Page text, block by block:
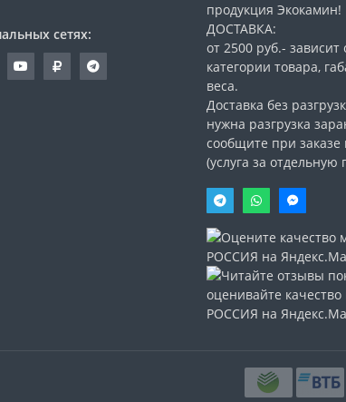
сетях:
продукция Экокамин!
ДОСТАВКА:
от 2500 руб.- зависит
категории товара,
веса.
Доставка без
нужна разгрузка
сообщите при
(услуга за отдельную